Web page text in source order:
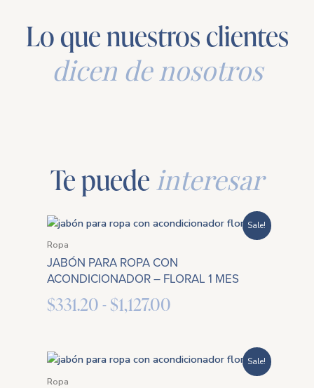
Lo que nuestros clientes
dicen de nosotros
Te puede interesar
Sale!
Ropa
JABÓN PARA ROPA CON
ACONDICIONADOR – FLORAL 1 MES
$331.20-$1,127.00
Rango
precios:
desde
$1,127.00
Sale!
Ropa
Rango